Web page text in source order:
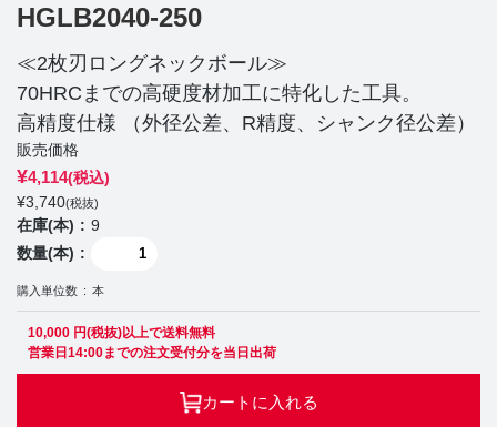
HGLB2040-250
≪2枚刃ロングネックボール≫
70HRCまでの高硬度材加工に特化した工具。
高精度仕様 （外径公差、R精度、シャンク径公差）
販売価格
¥4,114(税込)
¥3,740(税抜)
在庫(本)
9
数量(本)
購入単位数 本
10,000 円(税抜)以上で送料無料
営業日14:00までの注文受付分を当日出荷
カートに入れる